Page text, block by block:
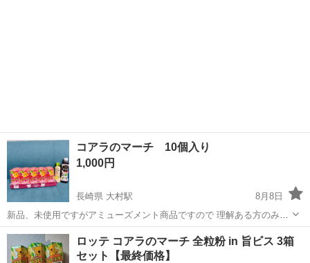
コアラのマーチ 10個入り
1,000円
長崎県 大村駅
8月8日
新品、未使用ですがアミューズメント商品ですので 理解ある方のみお
願いします(o^^o) 他サイトにも出品しているので 突然、消去する場合
があります。 まとめて購入の場合値引き出来ます。 長崎の大村メイン
ですが、熊本市内、...
長崎 大村市 コアラのマーチ
ロッテ コアラのマーチ 全粒粉 in 旨ビス 3箱
セット【最終価格】